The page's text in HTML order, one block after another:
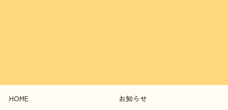
HOME お知らせ